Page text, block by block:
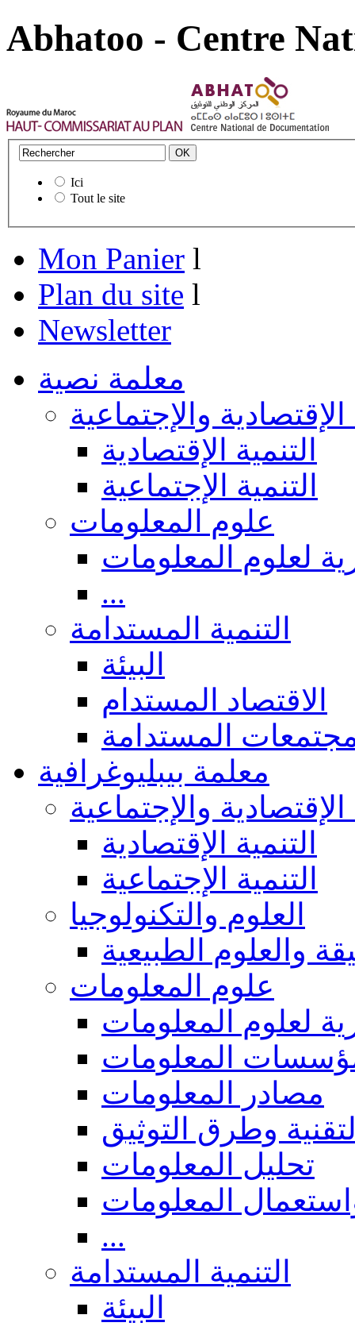
Abhatoo - Centre
Ici
Tout le site
Mon Panier l
Plan du site l
Newsletter
معلمة نصية
الإقتصادية والإجتماعية
التنمية الإقتصادية
التنمية الإجتماعية
علوم المعلومات
لعلوم المعلومات
...
التنمية المستدامة
البيئة
الاقتصاد المستدام
المستدامة
معلمة بيبليوغرافية
الإقتصادية والإجتماعية
التنمية الإقتصادية
التنمية الإجتماعية
العلوم والتكنولوجيا
والعلوم الطبيعية
علوم المعلومات
لعلوم المعلومات
المعلومات
مصادر المعلومات
وطرق التوثيق
تحليل المعلومات
المعلومات
...
التنمية المستدامة
البيئة